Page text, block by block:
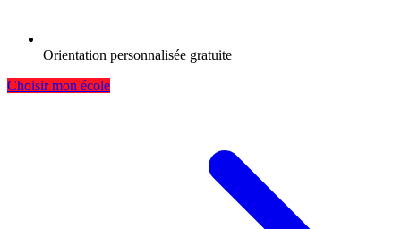
Orientation personnalisée gratuite
Choisir mon école